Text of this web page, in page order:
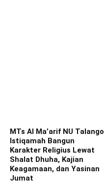
MTs Al Ma’arif NU Talango
Istiqamah Bangun
Karakter Religius Lewat
Shalat Dhuha, Kajian
Keagamaan, dan Yasinan
Jumat